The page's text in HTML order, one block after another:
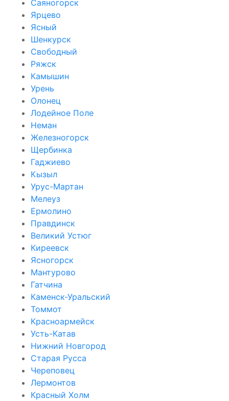
Саяногорск
Ярцево
Ясный
Шенкурск
Свободный
Ряжск
Камышин
Урень
Олонец
Лодейное Поле
Неман
Железногорск
Щербинка
Гаджиево
Кызыл
Урус-Мартан
Мелеуз
Ермолино
Правдинск
Великий Устюг
Киреевск
Ясногорск
Мантурово
Гатчина
Каменск-Уральский
Томмот
Красноармейск
Усть-Катав
Нижний Новгород
Старая Русса
Череповец
Лермонтов
Красный Холм